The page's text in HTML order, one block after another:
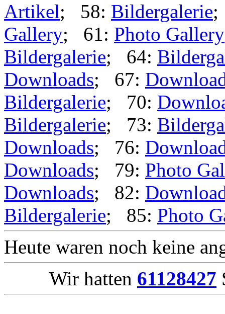
Artikel; 58: Bildergalerie
Gallery; 61: Photo Gallery
Bildergalerie; 64:
Downloads; 67:
Bildergalerie; 70:
Bildergalerie; 73:
Downloads; 76:
Downloads; 79: Photo
Downloads; 82:
Bildergalerie; 85: Photo
Heute waren noch keine
Wir hatten 61128427